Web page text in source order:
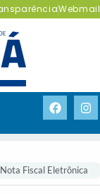
Webmail
Nota Fiscal Eletrônica